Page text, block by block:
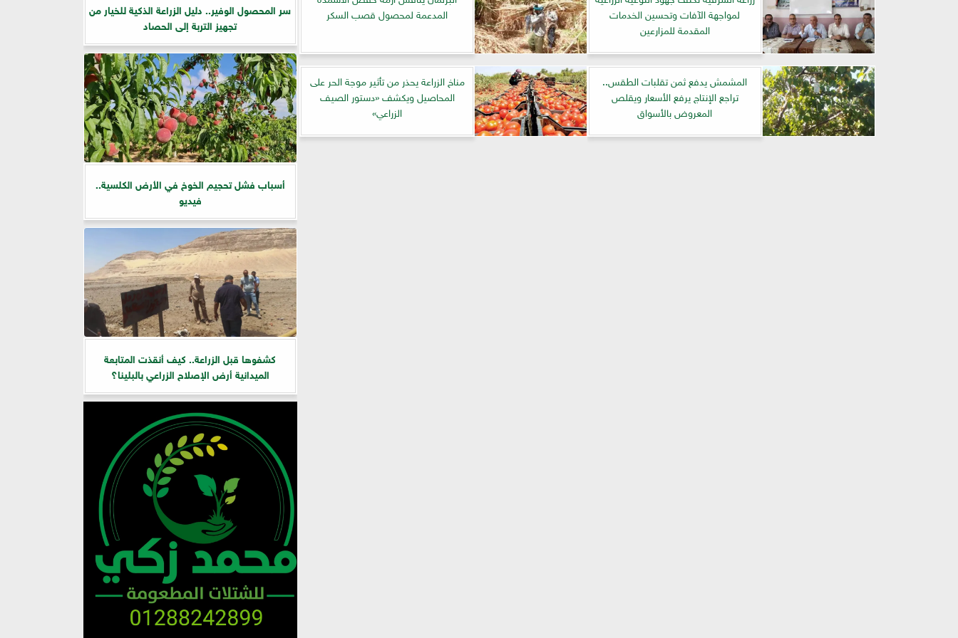
لمواجهة الآفات وتحسين الخدمات
المقدمة للمزارعين
المدعمة لمحصول قصب السكر
المشمش يدفع ثمن تقلبات الطقس..
تراجع الإنتاج يرفع الأسعار ويقلص
المعروض بالأسواق
مناخ الزراعة يحذر من تأثير موجة الحر على
المحاصيل ويكشف «دستور الصيف
الزراعي»
سر المحصول الوفير.. دليل الزراعة الذكية للخيار من
تجهيز التربة إلى الحصاد
أسباب فشل تحجيم الخوخ في الأرض الكلسية..
فيديو
كشفوها قبل الزراعة.. كيف أنقذت المتابعة
الميدانية أرض الإصلاح الزراعي بالبلينا؟